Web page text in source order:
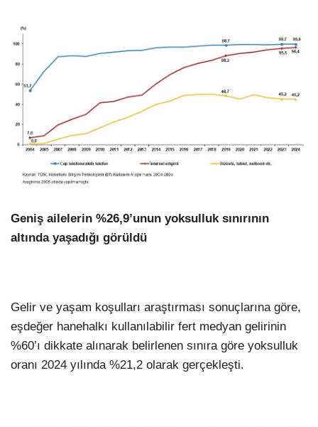
Geniş ailelerin %26,9’unun yoksulluk sınırının
altında yaşadığı görüldü
Gelir ve yaşam koşulları araştırması sonuçlarına göre,
eşdeğer hanehalkı kullanılabilir fert medyan gelirinin
%60’ı dikkate alınarak belirlenen sınıra göre yoksulluk
oranı 2024 yılında %21,2 olarak gerçekleşti.